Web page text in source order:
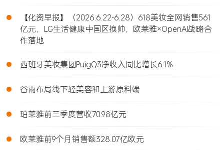
•
【化资早报】（2026.6.22-6.28）618美妆全网销售561
亿元，LG生活健康中国区换帅，欧莱雅×OpenAI战略合
作落地
• 西班牙美妆集团PuigQ3净收入同比增长6.1%
• 谷雨布局线下轻美容和上游原料端
• 珀莱雅前三季度营收70.98亿元
• 欧莱雅前9个月销售额328.07亿欧元